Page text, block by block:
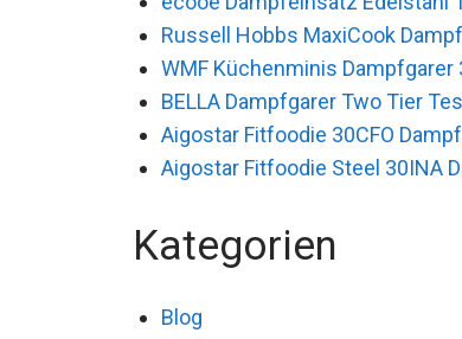
Russell Hobbs MaxiCook
WMF Küchenminis Dampfgarer
BELLA Dampfgarer Two Tier
Aigostar Fitfoodie 30CFO
Aigostar Fitfoodie Steel 30INA
Kategorien
Blog